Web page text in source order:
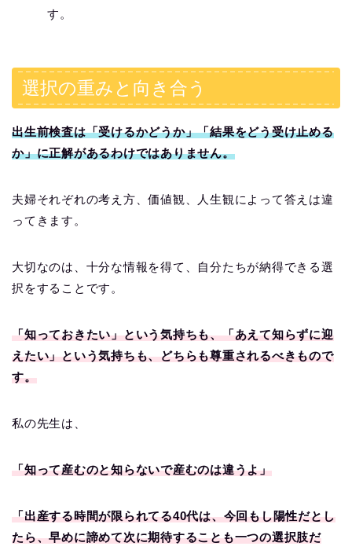
す。
選択の重みと向き合う
出生前検査は「受けるかどうか」「結果をどう受け止める
か」に正解があるわけではありません。
夫婦それぞれの考え方、価値観、人生観によって答えは違
ってきます。
大切なのは、十分な情報を得て、自分たちが納得できる選
択をすることです。
「知っておきたい」という気持ちも、「あえて知らずに迎
えたい」という気持ちも、どちらも尊重されるべきもので
す。
私の先生は、
「知って産むのと知らないで産むのは違うよ」
「出産する時間が限られてる40代は、今回もし陽性だとし
たら、早めに諦めて次に期待することも一つの選択肢だ